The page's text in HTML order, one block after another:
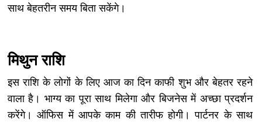
साथ बेहतरीन समय बिता सकेंगे।
मिथुन राशि
इस राशि के लोगों के लिए आज का दिन काफी शुभ और बेहतर रहने
वाला है। भाग्य का पूरा साथ मिलेगा और बिजनेस में अच्छा प्रदर्शन
करेंगे। ऑफिस में आपके काम की तारीफ होगी। पार्टनर के साथ